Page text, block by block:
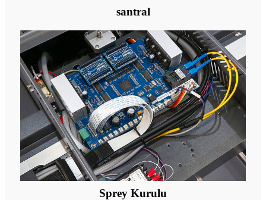
santral
Sprey Kurulu